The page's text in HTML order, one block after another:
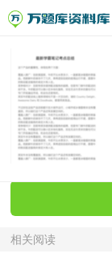
相关阅读